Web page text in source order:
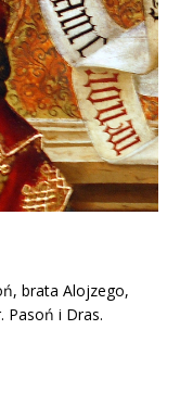
brata Alojzego,
Pasoń i Dras.